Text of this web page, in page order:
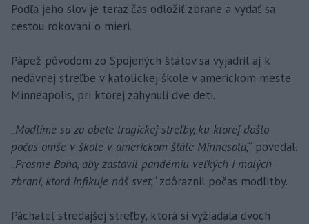
Podľa jeho slov je teraz čas odložiť zbrane a vydať sa
cestou rokovaní o mieri.
Pápež pôvodom zo Spojených štátov sa vyjadril aj k
nedávnej streľbe v katolíckej škole v americkom meste
Minneapolis, pri ktorej zahynuli dve deti.
„Modlíme sa za obete tragickej streľby, ku ktorej došlo
počas omše v škole v americkom štáte Minnesota,“ povedal.
„Prosme Boha, aby zastavil pandémiu veľkých i malých
zbraní, ktorá infikuje náš svet,“ zdôraznil počas modlitby.
Páchateľ stredajšej streľby, ktorá si vyžiadala dvoch